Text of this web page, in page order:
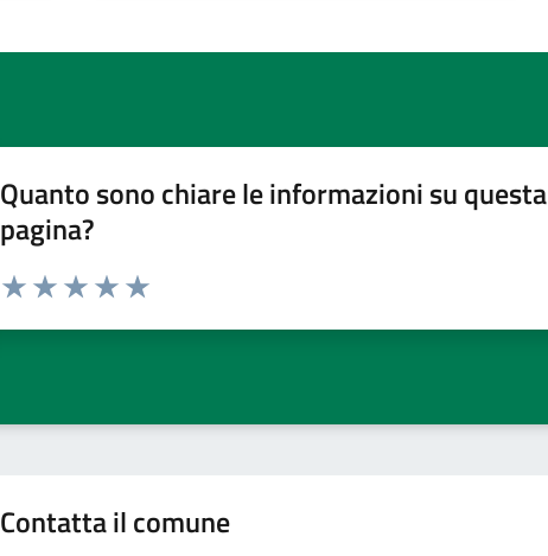
Quanto sono chiare le informazioni su questa
pagina?
Valuta da 1 a 5 stelle la pagina
Contatta il comune